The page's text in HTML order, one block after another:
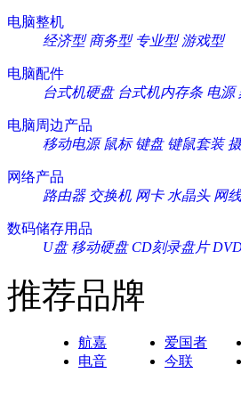
电脑整机
经济型 商务型 专业型 游戏型
电脑配件
台式机硬盘 台式机内存条 电源
电脑周边产品
移动电源 鼠标 键盘 键鼠套装
网络产品
路由器 交换机 网卡 水晶头 网
数码储存用品
U盘 移动硬盘 CD刻录盘片
推荐品牌
航嘉 爱国者
电音
今联